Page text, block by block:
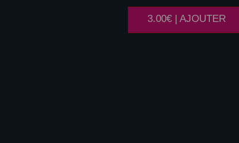
3.00€ | AJOUTER